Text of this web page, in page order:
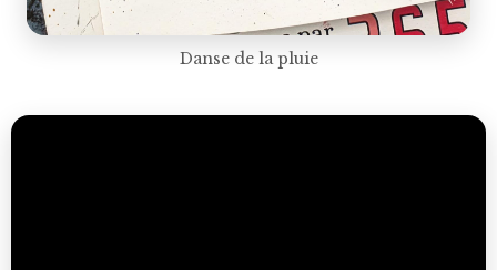
Danse de la pluie